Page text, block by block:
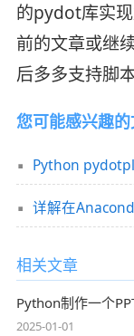
的pydot库实
前的文章或继
后多多支持脚本
您可能感兴趣
Python
相关文章
Python制作一个
2025-01-01